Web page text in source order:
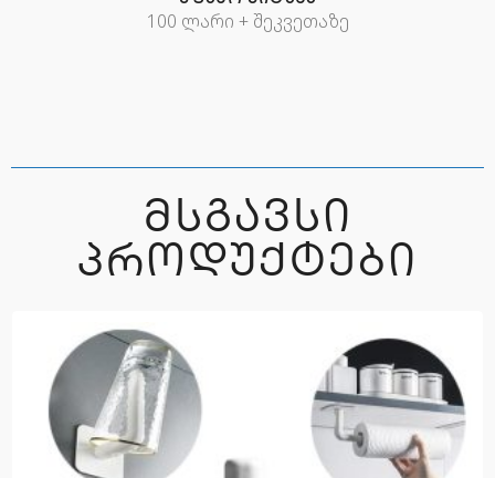
100 ლარი + შეკვეთაზე
ᲛᲡᲒᲐᲕᲡᲘ
ᲞᲠᲝᲓᲣᲥᲢᲔᲑᲘ